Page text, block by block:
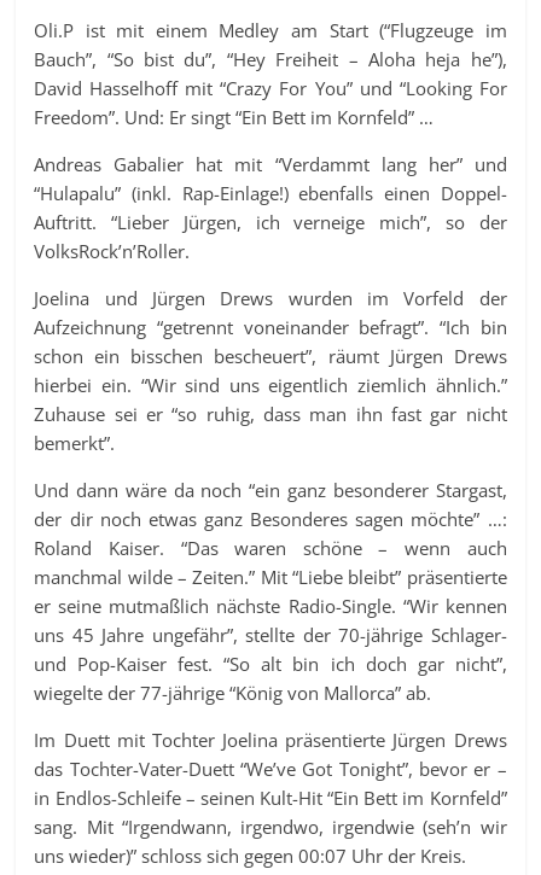
Oli.P ist mit einem Medley am Start (“Flugzeuge im
Bauch”, “So bist du”, “Hey Freiheit – Aloha heja he”),
David Hasselhoff mit “Crazy For You” und “Looking For
Freedom”. Und: Er singt “Ein Bett im Kornfeld” …
Andreas Gabalier hat mit “Verdammt lang her” und
“Hulapalu” (inkl. Rap-Einlage!) ebenfalls einen Doppel-
Auftritt. “Lieber Jürgen, ich verneige mich”, so der
VolksRock’n’Roller.
Joelina und Jürgen Drews wurden im Vorfeld der
Aufzeichnung “getrennt voneinander befragt”. “Ich bin
schon ein bisschen bescheuert”, räumt Jürgen Drews
hierbei ein. “Wir sind uns eigentlich ziemlich ähnlich.”
Zuhause sei er “so ruhig, dass man ihn fast gar nicht
bemerkt”.
Und dann wäre da noch “ein ganz besonderer Stargast,
der dir noch etwas ganz Besonderes sagen möchte” …:
Roland Kaiser. “Das waren schöne – wenn auch
manchmal wilde – Zeiten.” Mit “Liebe bleibt” präsentierte
er seine mutmaßlich nächste Radio-Single. “Wir kennen
uns 45 Jahre ungefähr”, stellte der 70-jährige Schlager-
und Pop-Kaiser fest. “So alt bin ich doch gar nicht”,
wiegelte der 77-jährige “König von Mallorca” ab.
Im Duett mit Tochter Joelina präsentierte Jürgen Drews
das Tochter-Vater-Duett “We’ve Got Tonight”, bevor er –
in Endlos-Schleife – seinen Kult-Hit “Ein Bett im Kornfeld”
sang. Mit “Irgendwann, irgendwo, irgendwie (seh’n wir
uns wieder)” schloss sich gegen 00:07 Uhr der Kreis.